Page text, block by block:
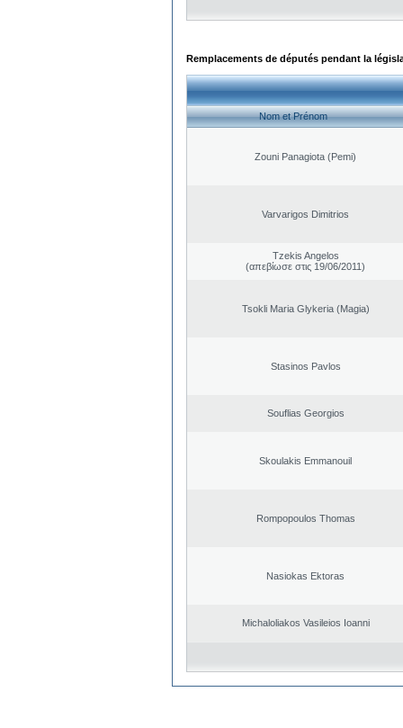
Remplacements de députés pendant la
Nom et Prénom
Zouni Panagiota (Pemi)
Varvarigos Dimitrios
Tzekis Angelos
(απεβίωσε στις 19/06/2011)
Tsokli Maria Glykeria (Magia)
Stasinos Pavlos
Souflias Georgios
Skoulakis Emmanouil
Rompopoulos Thomas
Nasiokas Ektoras
Michaloliakos Vasileios Ioanni